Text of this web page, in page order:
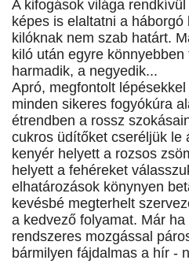
A kifogások világa
képes is elaltatni a
kilóknak nem szab határt.
kiló után egyre
harmadik, a negyedik...
Apró, megfontolt
minden sikeres fogyókúra
étrendben a rossz
cukros üdítőket cseréljük le
kenyér helyett a rozsos
helyett a fehéreket
elhatározások könynyen
kevésbé megterhelt
a kedvező folyamat. Már
rendszeres mozgással
bármilyen fájdalmas a hír -